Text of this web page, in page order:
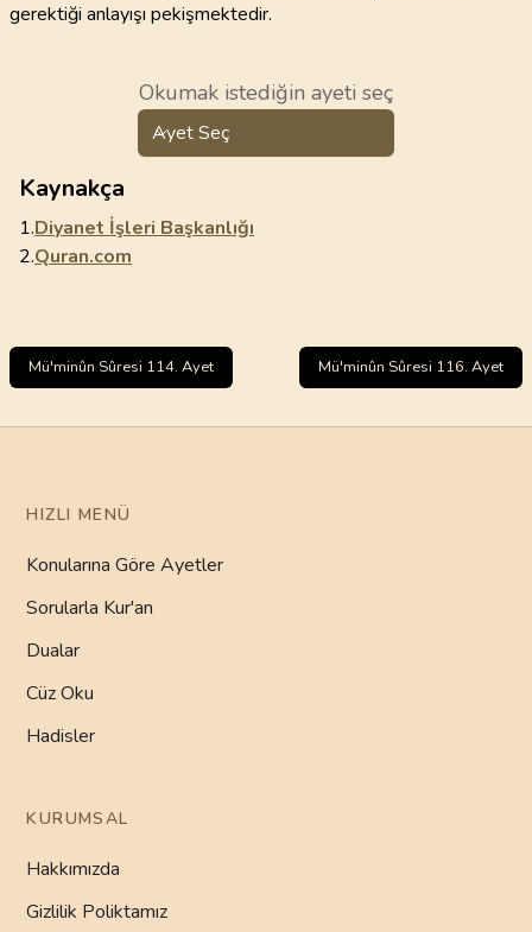
gerektiği anlayışı pekişmektedir.
Okumak istediğin ayeti seç
Ayet Seç
Kaynakça
1.Diyanet İşleri Başkanlığı
2.Quran.com
Mü'minûn Sûresi 114. Ayet Mü'minûn Sûresi 116. Ayet
HIZLI MENÜ
Konularına Göre Ayetler
Sorularla Kur'an
Dualar
Cüz Oku
Hadisler
KURUMSAL
Hakkımızda
Gizlilik Poliktamız